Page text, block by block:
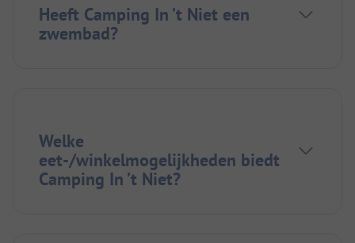
Heeft Camping In ’t Niet een
zwembad?
Welke
eet-/winkelmogelijkheden biedt
Camping In ’t Niet?